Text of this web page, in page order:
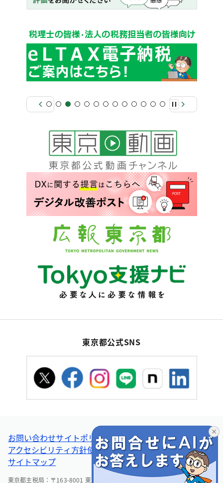
東京都公式SNS
お問い合わせサイトポリシー個人情報の取扱い
アクセシビリティ方針使い方ヘルプ
リンク集・その他
サイトマップ
東京都主税局：〒163-8001 東京都新宿区西新宿2-8-1 電話：03-5388-2925